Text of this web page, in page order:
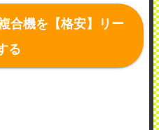
合機を【格安】リー
る